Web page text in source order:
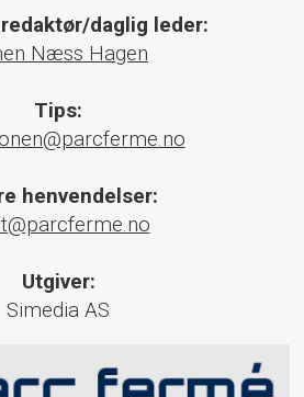
daglig leder:
Næss Hagen
Tips:
henvendelser:
Utgiver:
Simedia AS